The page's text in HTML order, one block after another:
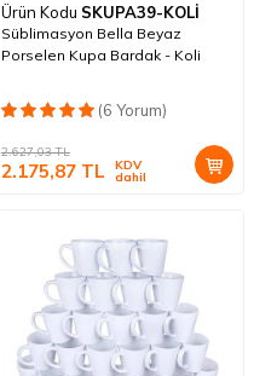
Ürün Kodu SKUPA39-KOLİ
Süblimasyon Bella Beyaz
Porselen Kupa Bardak - Koli
(6 Yorum)
2.627,03TL
2.175,87 TL KDV
dahil